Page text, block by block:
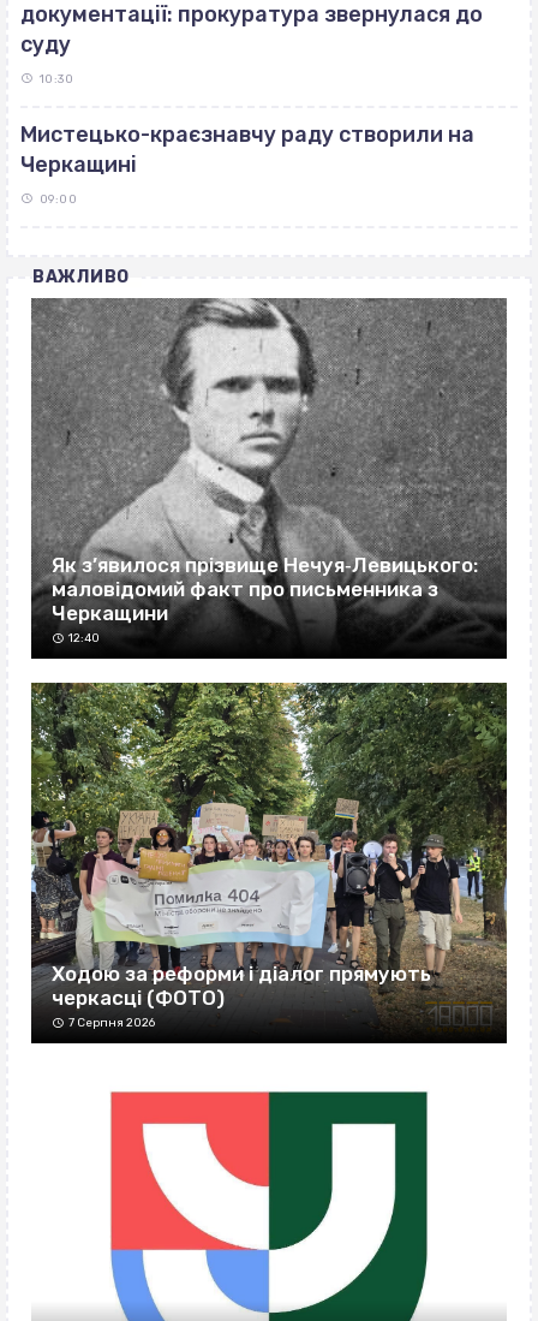
документації: прокуратура звернулася до
суду
10:30
Мистецько-краєзнавчу раду створили на
Черкащині
09:00
ВАЖЛИВО
Як з’явилося прізвище Нечуя‐Левицького:
маловідомий факт про письменника з
Черкащини
12:40
Ходою за реформи і діалог прямують
черкасці (ФОТО)
7 Серпня 2026